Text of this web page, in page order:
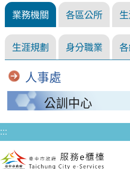
業務機關 各區公所
生涯規劃 身分職業
人事處
公訓中心
:::